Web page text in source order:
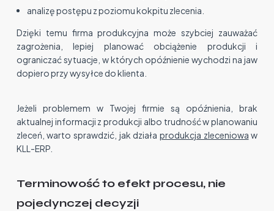
analizę postępu z poziomu kokpitu zlecenia.
Dzięki temu firma produkcyjna może szybciej zauważać
zagrożenia, lepiej planować obciążenie produkcji i
ograniczać sytuacje, w których opóźnienie wychodzi na jaw
dopiero przy wysyłce do klienta.
Jeżeli problemem w Twojej firmie są opóźnienia, brak
aktualnej informacji z produkcji albo trudność w planowaniu
zleceń, warto sprawdzić, jak działa produkcja zleceniowa w
KLL-ERP.
Terminowość to efekt procesu, nie
pojedynczej decyzji